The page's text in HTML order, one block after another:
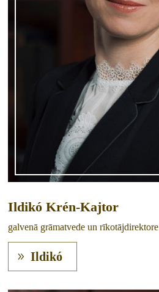
Ildikó Krén-Kajtor
galvenā grāmatvede un rīkotājdirektore
Ildikó